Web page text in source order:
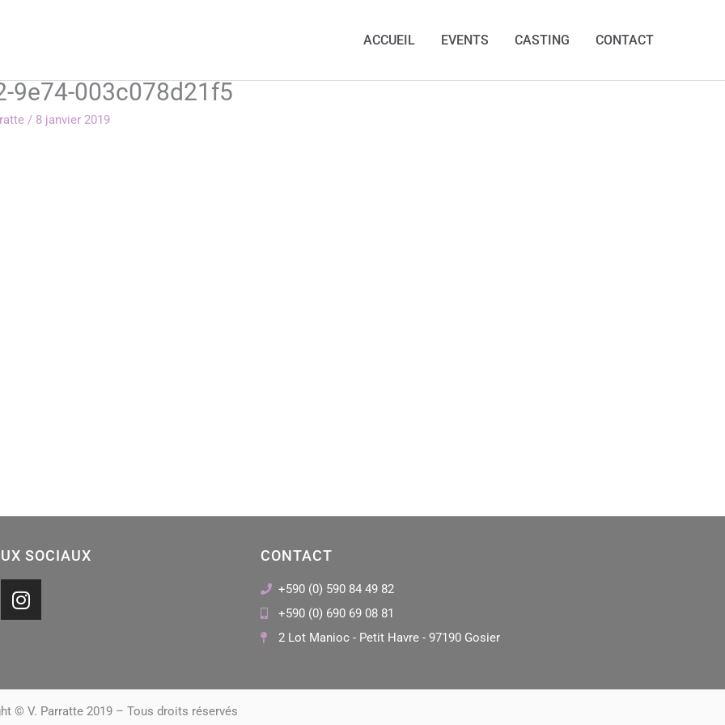
ACCUEIL EVENTS CASTING CONTACT
9e74-003c078d21f5
/ 8 janvier 2019
SOCIAUX
I
n
g
r
CONTACT
+590 (0) 590 84 49 82
+590 (0) 690 69 08 81
2 Lot Manioc - Petit Havre - 97190 Gosier
© V. Parratte 2019 – Tous droits réservés